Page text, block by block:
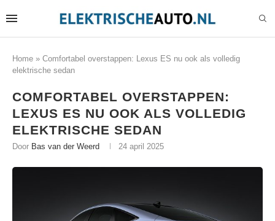
Home » Comfortabel overstappen: Lexus ES nu ook als volledig
elektrische sedan
COMFORTABEL OVERSTAPPEN:
LEXUS ES NU OOK ALS VOLLEDIG
ELEKTRISCHE SEDAN
Door Bas van der Weerd 24 april 2025